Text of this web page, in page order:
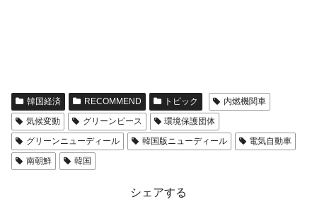
韓国経済 RECOMMEND トピック
内燃機関車
気候変動
グリーンピース
環境保護団体
グリーンニューディール
韓国版ニューディール
電気自動車
南朝鮮
韓国
シェアする